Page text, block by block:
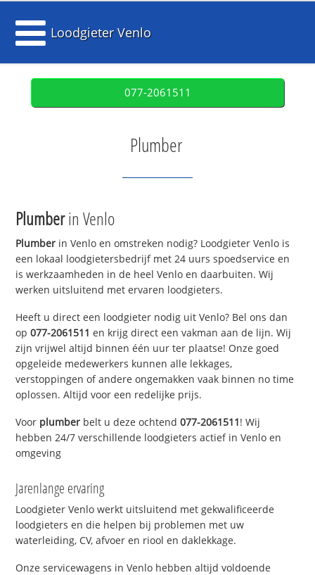
Loodgieter Venlo
077-2061511
Plumber
Plumberin Venlo
Plumber in Venlo en omstreken nodig? Loodgieter Venlo is
een lokaal loodgietersbedrijf met 24 uurs spoedservice en
is werkzaamheden in de heel Venlo en daarbuiten. Wij
werken uitsluitend met ervaren loodgieters.
Heeft u direct een loodgieter nodig uit Venlo? Bel ons dan
op077-2061511 en krijg direct een vakman aan de lijn. Wij
zijn vrijwel altijd binnen één uur ter plaatse! Onze goed
opgeleide medewerkers kunnen alle lekkages,
verstoppingen of andere ongemakken vaak binnen no time
oplossen. Altijd voor een redelijke prijs.
Voor plumber belt u deze ochtend077-2061511! Wij
hebben 24/7 verschillende loodgieters actief in Venlo en
omgeving
Jarenlange ervaring
Loodgieter Venlo werkt uitsluitend met gekwalificeerde
loodgieters en die helpen bij problemen met uw
waterleiding, CV, afvoer en riool en daklekkage.
Onze servicewagens in Venlo hebben altijd voldoende